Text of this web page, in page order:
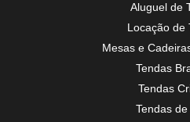
Aluguel de
Locação de
Mesas e
Tendas
Tendas
Tendas